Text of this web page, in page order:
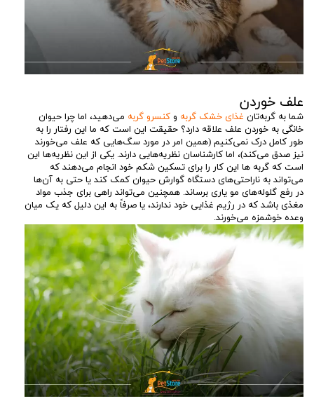
علف خوردن
شما به گربه‌تان غذای خشک گربه و کنسرو گربه می‌دهید، اما چرا حیوان
خانگی به خوردن علف علاقه دارد؟ حقیقت این است که ما این رفتار را به
طور کامل درک نمی‌کنیم (همین امر در مورد سگ‌هایی که علف می‌خورند
نیز صدق می‌کند)، اما کارشناسان نظریه‌هایی دارند. یکی از این نظریه‌ها این
است که گربه ها این کار را برای تسکین شکم خود انجام می‌دهند که
می‌تواند به ناراحتی‌های دستگاه گوارش حیوان کمک کند یا حتی به آن‌ها
در رفع گلوله‌های مو یاری برساند. همچنین می‌تواند راهی برای جذب مواد
مغذی باشد که در رژیم غذایی خود ندارند، یا صرفاً به این دلیل که یک میان
‌وعده خوشمزه می‌خورند.